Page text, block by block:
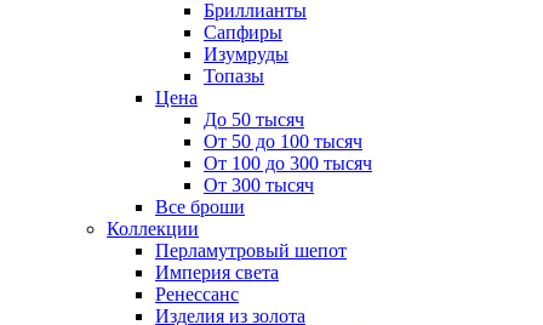
Бриллианты
Сапфиры
Изумруды
Топазы
Цена
До 50 тысяч
От 50 до 100 тысяч
От 100 до 300 тысяч
От 300 тысяч
Все броши
Коллекции
Перламутровый шепот
Империя света
Ренессанс
Изделия из золота